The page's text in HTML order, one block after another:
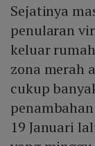
Sejatinya
penularan
keluar
zona merah
cukup
19 Januari